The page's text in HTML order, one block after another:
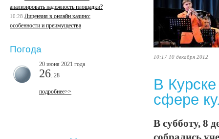
10:17 10 декабря 2012
В
сфере
В субботу, 8
анализировать надежность площадки?
10:28 Лицензия в онлайн казино:
особенности и преимущества
Погода
20 июня 2021 года
26 ..28
подробнее>>